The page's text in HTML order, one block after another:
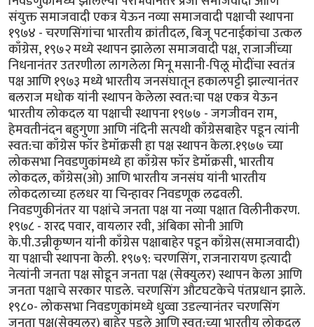
संयुक्त समाजवादी एकत्र येऊन नव्या समाजवादी पक्षाची स्थापना
१९७४ - चरणसिंगांचा भारतीय क्रांतीदल, बिजू पटनाईकांचा उत्कल
काँग्रेस, १९७२ मध्ये स्थापन झालेला समाजवादी पक्ष, राजाजींच्या
निधनानंतर उतरणीला लागलेला मिनू मसानी-पिलू मोदींचा स्वतंत्र
पक्ष आणि १९७३ मध्ये भारतीय जनसंघातून हकालपट्टी झाल्यानंतर
बलराज मधोक यांनी स्थापन केलेला स्वत:चा पक्ष एकत्र येऊन
भारतीय लोकदल या पक्षाची स्थापना १९७७ - जगजीवन राम,
हेमवतीनंदन बहुगुणा आणि नंदिनी सत्पथी काँग्रेसबाहेर पडून त्यांनी
स्वत:चा काँग्रेस फॉर डेमॉक्रसी हा पक्ष स्थापन केला.१९७७ च्या
लोकसभा निवडणुकांमध्ये हा काँग्रेस फॉर डेमॉक्रसी, भारतीय
लोकदल, काँग्रेस(ओ) आणि भारतीय जनसंघ यांनी भारतीय
लोकदलाच्या हलधर या चिन्हावर निवडणूक लढवली.
निवडणुकीनंतर या पक्षांचे जनता पक्ष या नव्या पक्षात विलीनीकरण.
१९७८ - शरद पवार, वायलार रवी, अंबिका सोनी आणि
के.पी.उन्नीकृष्णन यांनी काँग्रेस पक्षाबाहेर पडून काँग्रेस(समाजवादी)
या पक्षाची स्थापना केली. १९७९: चरणसिंग, राजनारायण इत्यादी
नेत्यांनी जनता पक्ष सोडून जनता पक्ष (सेक्युलर) स्थापन केला आणि
जनता पक्षाचे सरकार पाडले. चरणसिंग औटघटकेचे पंतप्रधान झाले.
१९८०- लोकसभा निवडणुकांमध्ये धुव्वा उडल्यानंतर चरणसिंग